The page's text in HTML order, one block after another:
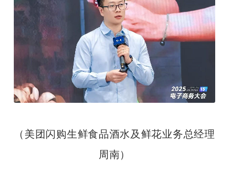
（美团闪购生鲜食品酒水及鲜花业务总经理
周南）